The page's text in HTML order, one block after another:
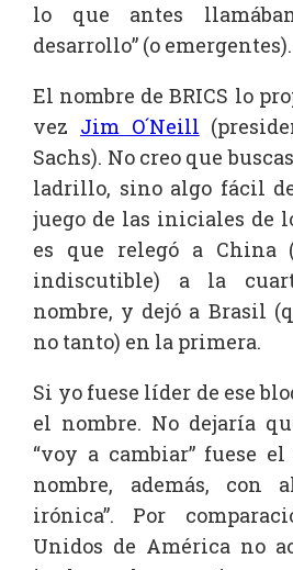
lo que antes
desarrollo” (o emergentes).
El nombre de BRICS lo
vez Jim O´Neill
Sachs). No creo que
ladrillo, sino algo fácil
juego de las iniciales de
es que relegó a China
indiscutible) a la
nombre, y dejó a Brasil
no tanto) en la primera.
Si yo fuese líder de ese
el nombre. No dejaría
“voy a cambiar” fuese
nombre, además, con
irónica”. Por
Unidos de América no